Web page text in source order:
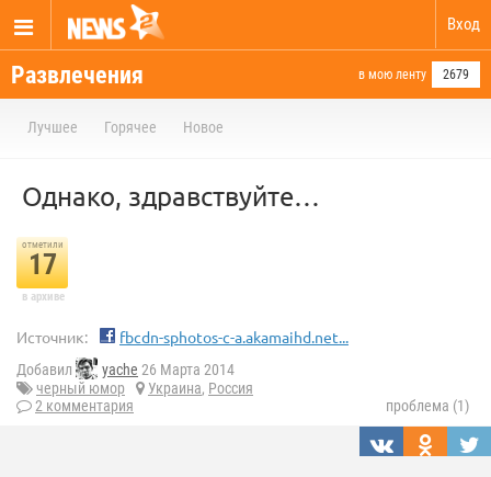
Вход
Развлечения в мою ленту 2679
Лучшее Горячее Новое
Однако, здравствуйте…
отметили
17
в архиве
Источник: fbcdn-sphotos-c-a.akamaihd.net...
Добавил yache 26 Марта 2014
черный юмор
Украина, Россия
2 комментария
проблема (1)